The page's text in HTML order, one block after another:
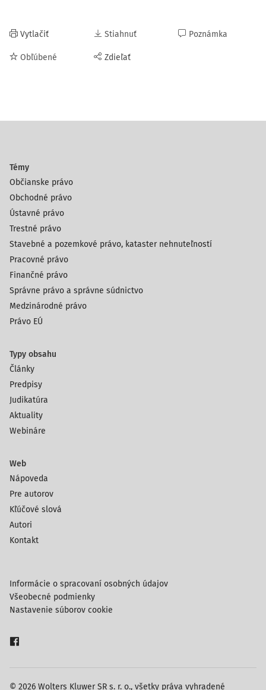
Vytlačiť
Obľúbené
Stiahnuť
Zdieľať
Poznámka
Témy
Občianske právo
Obchodné právo
Ústavné právo
Trestné právo
Stavebné a pozemkové právo, kataster nehnuteľností
Pracovné právo
Finančné právo
Správne právo a správne súdnictvo
Medzinárodné právo
Právo EÚ
Typy obsahu
Články
Predpisy
Judikatúra
Aktuality
Webináre
Web
Nápoveda
Pre autorov
Kľúčové slová
Autori
Kontakt
© 2026 Wolters Kluwer SR s. r. o., všetky práva vyhradené
Informácie o spracovaní osobných údajov
Všeobecné podmienky
Nastavenie súborov cookie